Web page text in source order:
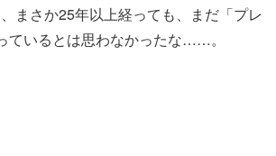
まさか25年以上経っても、まだ「プレ
ているとは思わなかったな……。